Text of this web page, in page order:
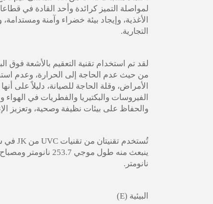
لمواصلة التميز كرائدة وأحد القادة في
التجارية.
من حيث عدم الحاجة إلى الحرارة، وعدم
الأمراض، وقلة الحاجة للصيانة، دليلاً على
الفيروسات والبكتيريا والفطريات في
والحفاظ على بيئات نظيفة وصحية، وتعزيز
تُستخدم تقنيتان من تقنيات UVC من JK في شركة Prima
نانومتر.
البيئية (E)